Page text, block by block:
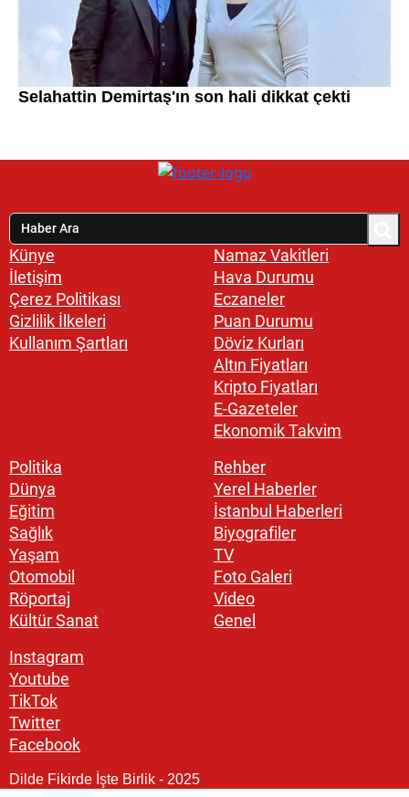
Künye
İletişim
Çerez Politikası
Gizlilik İlkeleri
Kullanım Şartları
Namaz Vakitleri
Hava Durumu
Eczaneler
Puan Durumu
Döviz Kurları
Altın Fiyatları
Kripto Fiyatları
E-Gazeteler
Ekonomik Takvim
Politika
Dünya
Eğitim
Sağlık
Yaşam
Otomobil
Röportaj
Kültür Sanat
Rehber
Yerel Haberler
İstanbul Haberleri
Biyografiler
TV
Foto Galeri
Video
Genel
Instagram
Youtube
TikTok
Twitter
Facebook
Dilde Fikirde İşte Birlik - 2025